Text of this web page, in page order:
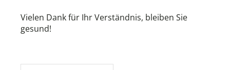
Vielen Dank für Ihr Verständnis, bleiben Sie
gesund!